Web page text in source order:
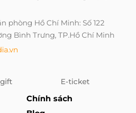
phòng Hồ Chí Minh: Số 122
Bình Trưng, TP.Hồ Chí Minh
E-ticket
Chính sách